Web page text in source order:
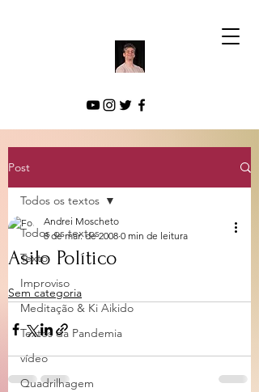
Post
Todos os textos
Texto
Improviso
Meditação & Ki Aikido
Textos da Pandemia
vídeo
Quadrilhagem
Todos os textos
Asilo Político
Andrei Moscheto
8 de mar. de 2008 0 min de leitura
Sem categoria